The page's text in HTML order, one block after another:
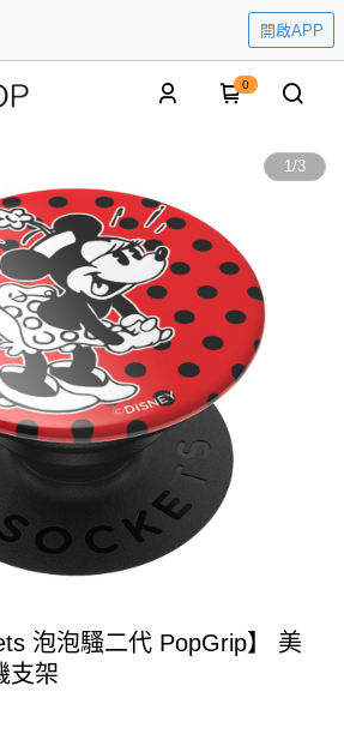
開啟APP
0
1/3
泡泡騷二代 PopGrip】 美
支架